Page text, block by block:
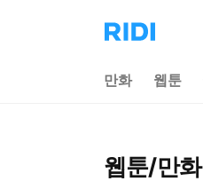
리
디
으
만화 웹툰
웹툰/만